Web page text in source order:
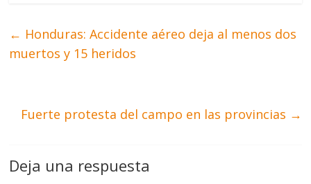
← Honduras: Accidente aéreo deja al menos dos
muertos y 15 heridos
Fuerte protesta del campo en las provincias →
Deja una respuesta